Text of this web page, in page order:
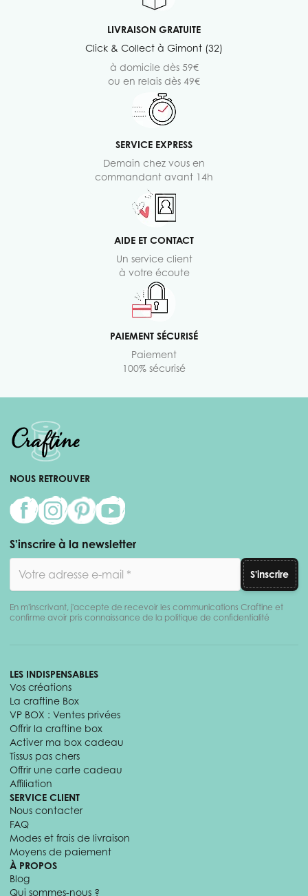
LIVRAISON GRATUITE
Click & Collect à Gimont (32)
à domicile dès 59€
ou en relais dès 49€
SERVICE EXPRESS
Demain chez vous en
commandant avant 14h
AIDE ET CONTACT
Un service client
à votre écoute
PAIEMENT SÉCURISÉ
Paiement
100% sécurisé
NOUS RETROUVER
S'inscrire à la newsletter
S'inscrire
En m'inscrivant, j'accepte de recevoir les communications Craftine et
confirme avoir pris connaissance de la politique de confidentialité
LES INDISPENSABLES
Vos créations
La craftine Box
VP BOX : Ventes privées
Offrir la craftine box
Activer ma box cadeau
Tissus pas chers
Offrir une carte cadeau
Affiliation
SERVICE CLIENT
Nous contacter
FAQ
Modes et frais de livraison
Moyens de paiement
À PROPOS
Blog
Qui sommes-nous ?